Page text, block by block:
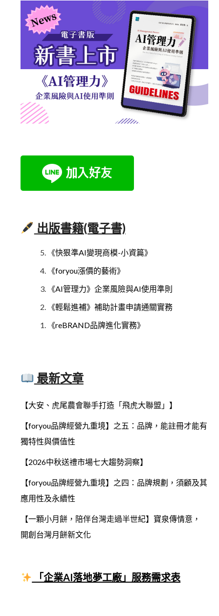
出版書籍(電子書)
《快狠準AI變現商模-小資篇》
《foryou漲價的藝術》
《AI管理力》企業風險與AI使用準則
《輕鬆進補》補助計畫申請通關實務
《reBRAND品牌進化實務》
最新文章
【大安、虎尾農會聯手打造「飛虎大聯盟」】
【foryou品牌經營九重境】之五：品牌，能註冊才能有
獨特性與價值性
【2026中秋送禮市場七大趨勢洞察】
【foryou品牌經營九重境】之四：品牌規劃，須顧及其
應用性及永續性
【一顆小月餅，陪伴台灣走過半世紀】寶泉傳情意，
開創台灣月餅新文化
「企業AI落地夢工廠」服務需求表